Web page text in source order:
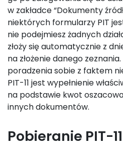
w zakładce “Dokumenty
niektórych formularzy PIT
nie podejmiesz żadnych
złoży się automatycznie z
na złożenie danego
poradzenia sobie z faktem
PIT-11 jest wypełnienie
na podstawie kwot
innych dokumentów.
Pobieranie PIT-